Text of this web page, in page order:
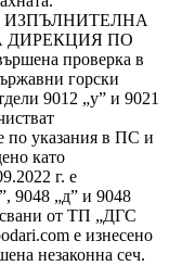
ДИРЕКЦИЯ ПО
проверка в
горски
9012 „у” и 9021
по указания в ПС и
като
г. е
9048 „д” и 9048
от ТП „ДГС
е изнесено
незаконна сеч.